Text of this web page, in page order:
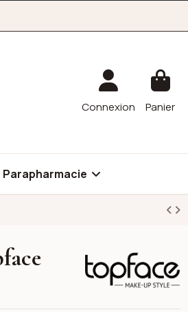
Connexion Panier
Parapharmacie
Topface